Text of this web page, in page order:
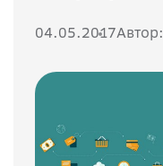
04.05.2017Автор: